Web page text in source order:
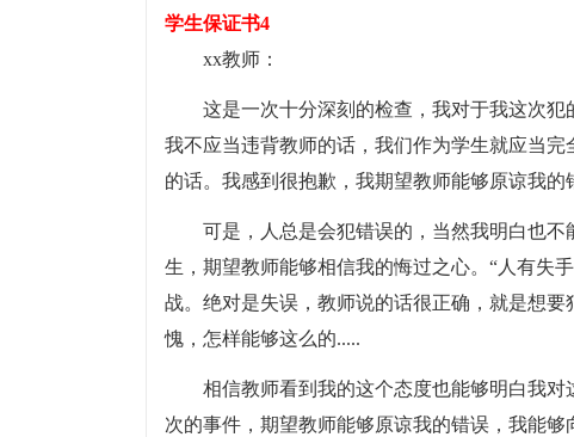
学生保证书4
xx教师：
这是一次十分深刻的检查，我对于我这次犯
我不应当违背教师的话，我们作为学生就应当
的话。我感到很抱歉，我期望教师能够原谅我的
可是，人总是会犯错误的，当然我明白也
生，期望教师能够相信我的悔过之心。“人有失
战。绝对是失误，教师说的话很正确，就是想
愧，怎样能够这么的.....
相信教师看到我的这个态度也能够明白我
次的事件，期望教师能够原谅我的错误，我能